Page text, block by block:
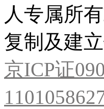
人专属所
复制及建
京ICP证